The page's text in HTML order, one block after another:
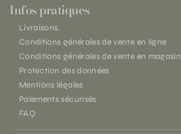
Infos pratiques
Livraisons
Conditions générales de vente en ligne
Conditions générales de vente en magasin
Protection des données
Mentions légales
Paiements sécurisés
FAQ